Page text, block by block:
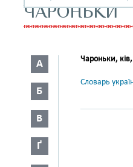
ЧАРОНЬКИ
А
Б
В
Ґ
Чароньки, ків,
Словарь